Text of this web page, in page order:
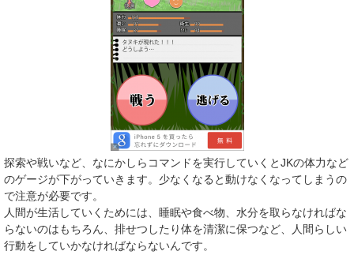
探索や戦いなど、なにかしらコマンドを実行していくとJKの体力など
のゲージが下がっていきます。少なくなると動けなくなってしまうの
で注意が必要です。
人間が生活していくためには、睡眠や食べ物、水分を取らなければな
らないのはもちろん、排せつしたり体を清潔に保つなど、人間らしい
行動をしていかなければならないんです。